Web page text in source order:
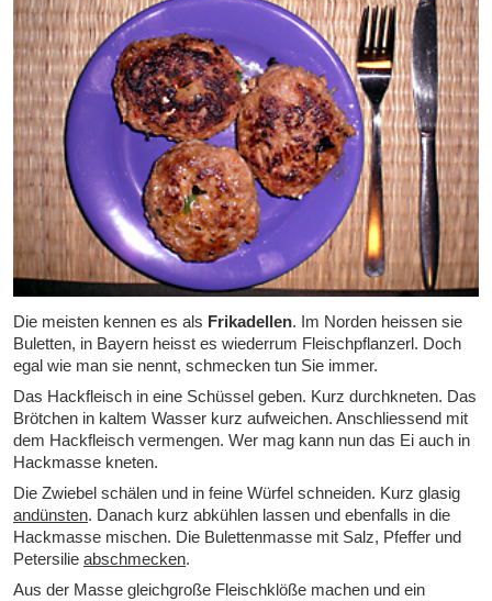
Die meisten kennen es als Frikadellen. Im Norden heissen sie
Buletten, in Bayern heisst es wiederrum Fleischpflanzerl. Doch
egal wie man sie nennt, schmecken tun Sie immer.
Das Hackfleisch in eine Schüssel geben. Kurz durchkneten. Das
Brötchen in kaltem Wasser kurz aufweichen. Anschliessend mit
dem Hackfleisch vermengen. Wer mag kann nun das Ei auch in
Hackmasse kneten.
Die Zwiebel schälen und in feine Würfel schneiden. Kurz glasig
andünsten. Danach kurz abkühlen lassen und ebenfalls in die
Hackmasse mischen. Die Bulettenmasse mit Salz, Pfeffer und
Petersilie abschmecken.
Aus der Masse gleichgroße Fleischklöße machen und ein